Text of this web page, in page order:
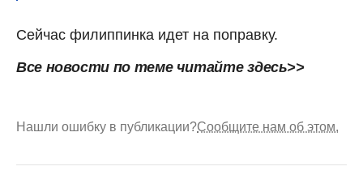
Сейчас филиппинка идет на поправку.
Все новости по теме читайте здесь>>
Нашли ошибку в публикации?Сообщите нам об этом.